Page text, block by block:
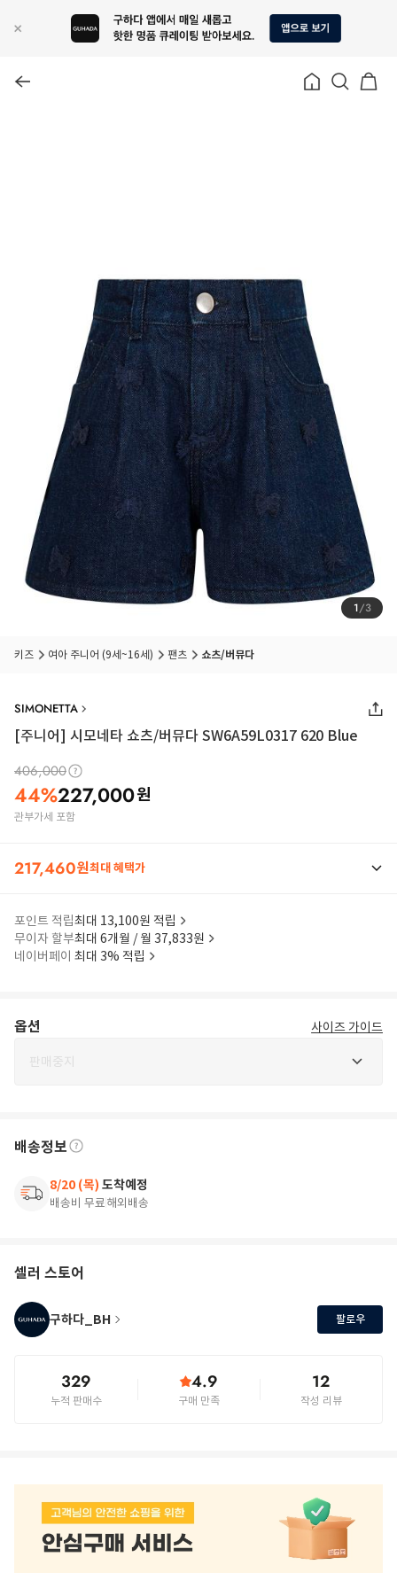
1/3
키즈 여아 주니어 (9세~16세) 팬츠 쇼츠/버뮤다
SIMONETTA
[주니어] 시모네타 쇼츠/버뮤다 SW6A59L0317 620 Blue
406,000
44%227,000원
관부가세 포함
217,460원최대 혜택가
포인트 적립최대 13,100원 적립
무이자 할부최대 6개월 / 월 37,833원
네이버페이 최대 3% 적립
옵션 사이즈 가이드
판매중지
배송정보
8/20 (목) 도착예정
배송비 무료해외배송
셀러 스토어
구하다_BH 팔로우
329
누적 판매수
4.9
구매 만족
12
작성 리뷰